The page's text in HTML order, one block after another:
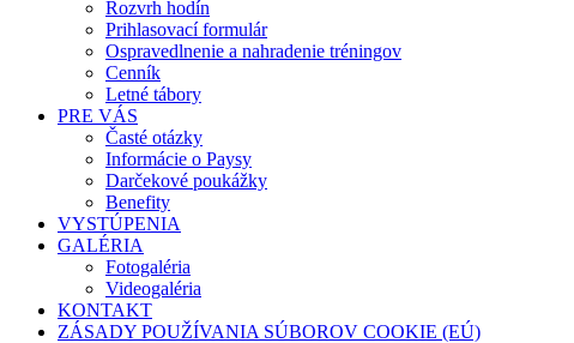
Rozvrh hodín
Prihlasovací formulár
Ospravedlnenie a nahradenie tréningov
Cenník
Letné tábory
PRE VÁS
Časté otázky
Informácie o Paysy
Darčekové poukážky
Benefity
VYSTÚPENIA
GALÉRIA
Fotogaléria
Videogaléria
KONTAKT
ZÁSADY POUŽÍVANIA SÚBOROV COOKIE (EÚ)